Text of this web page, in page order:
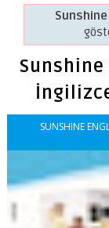
SUNSHINE